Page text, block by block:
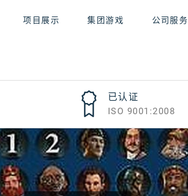
项目展示 集团游戏 公司服务
已认证
ISO 9001:2008